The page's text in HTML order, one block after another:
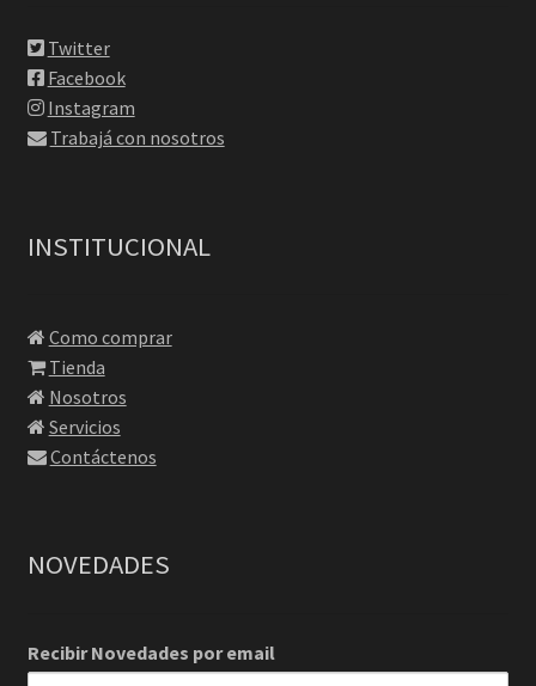
Twitter
Facebook
Instagram
Trabajá con nosotros
INSTITUCIONAL
Como comprar
Tienda
Nosotros
Servicios
Contáctenos
NOVEDADES
Recibir Novedades por email